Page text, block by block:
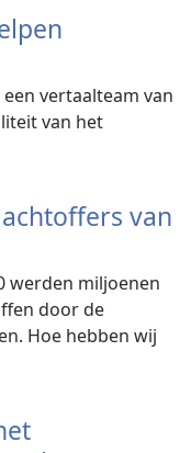
vertaalteam van
van het
van
werden miljoenen
door de
Hoe hebben wij